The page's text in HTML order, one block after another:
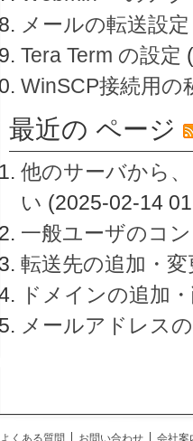
メールの転送設定
Tera Term の設定
WinSCP接続用の
最近の ページ
他のサーバから
い (2025-02-14
一般ユーザのコ
転送先の追加・
ドメインの追加
メールアドレス
よくある質問 お問い合わせ
会社案